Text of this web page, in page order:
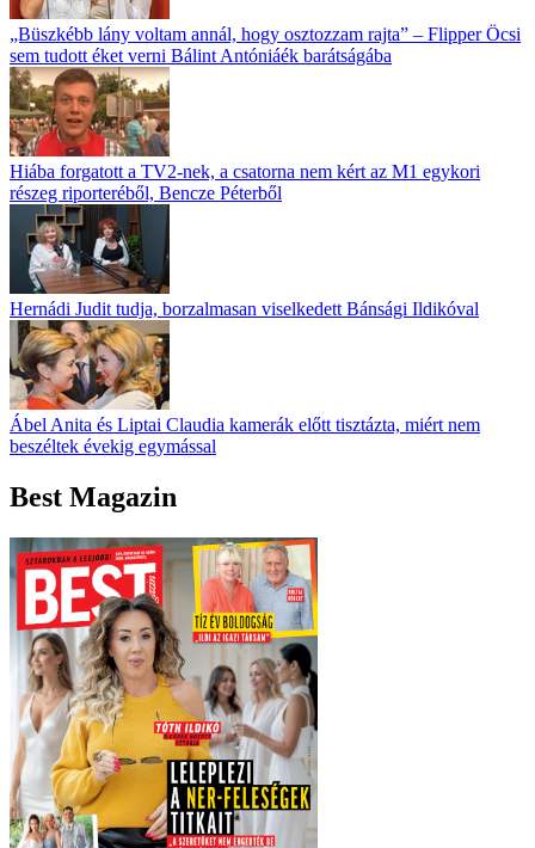
„Büszkébb lány voltam annál, hogy osztozzam rajta” – Flipper Öcsi
sem tudott éket verni Bálint Antóniáék barátságába
Hiába forgatott a TV2-nek, a csatorna nem kért az M1 egykori
részeg riporteréből, Bencze Péterből
Hernádi Judit tudja, borzalmasan viselkedett Bánsági Ildikóval
Ábel Anita és Liptai Claudia kamerák előtt tisztázta, miért nem
beszéltek évekig egymással
Best Magazin